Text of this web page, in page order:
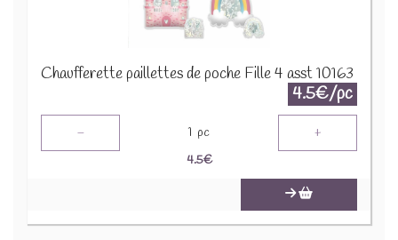
Chaufferette paillettes de poche Fille 4 asst 10163
4.5€/pc
- 1 pc +
4.5€